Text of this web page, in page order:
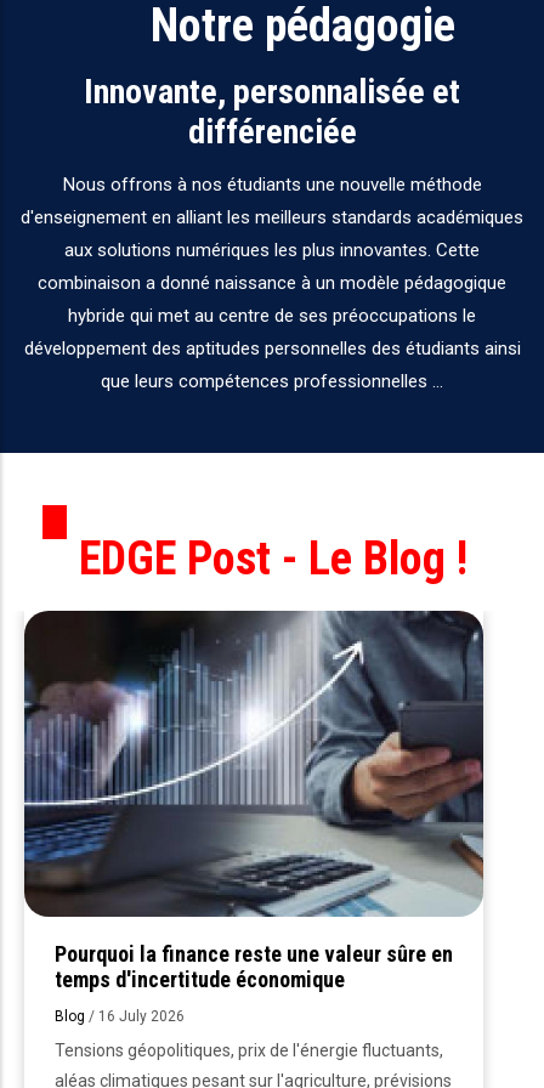
Notre pédagogie
Innovante, personnalisée et
différenciée
Nous offrons à nos étudiants une nouvelle méthode
d'enseignement en alliant les meilleurs standards académiques
aux solutions numériques les plus innovantes. Cette
combinaison a donné naissance à un modèle pédagogique
hybride qui met au centre de ses préoccupations le
développement des aptitudes personnelles des étudiants ainsi
que leurs compétences professionnelles ...
EDGE Post - Le Blog !
Pourquoi la finance reste une valeur sûre en
temps d'incertitude économique
Blog / 16 July 2026
Tensions géopolitiques, prix de l'énergie fluctuants,
aléas climatiques pesant sur l'agriculture, prévisions